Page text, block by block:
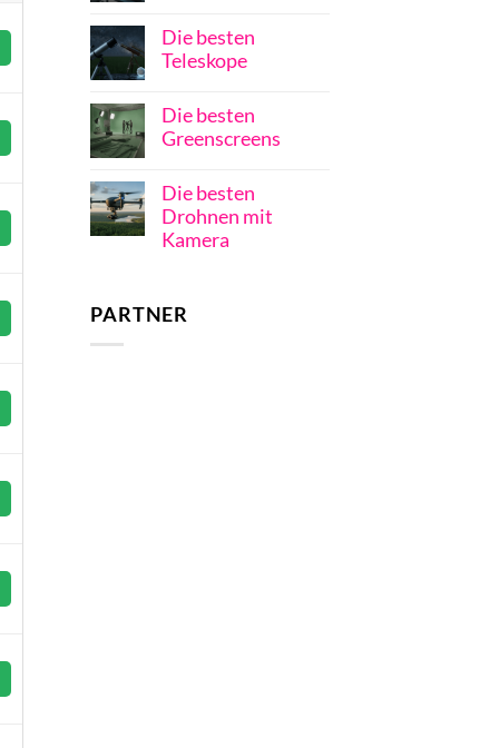
Die besten
Teleskope
Die besten
Greenscreens
Die besten
Drohnen mit
Kamera
PARTNER